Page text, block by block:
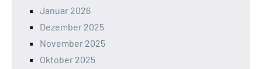
Januar 2026
Dezember 2025
November 2025
Oktober 2025